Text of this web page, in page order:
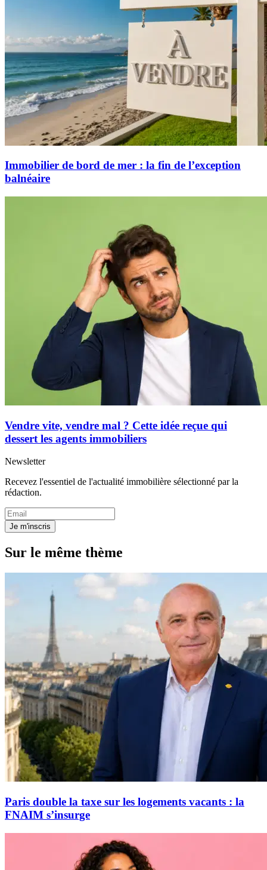
Immobilier de bord de mer : la fin de l’exception
balnéaire
Vendre vite, vendre mal ? Cette idée reçue qui
dessert les agents immobiliers
Newsletter
Recevez l'essentiel de l'actualité immobilière sélectionné par la
rédaction.
Je m'inscris
Sur le même thème
Paris double la taxe sur les logements vacants : la
FNAIM s’insurge